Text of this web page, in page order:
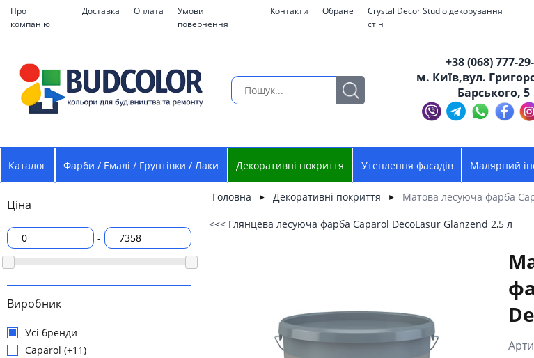
Про
компанію
Доставка Оплата
Умови
повернення
Контакти Обране
Crystal Decor Studio декорування
стін
+38 (068) 777-
м. Київ,вул.
Барського, 5
Каталог Фарби / Емалі / Грунтівки / Лаки Декоративні покриття Утеплення фасадів Малярний
Ціна
-
Виробник
Усі бренди
Caparol (+11)
Головна ► Декоративні покриття ► Матова лесуюча фарба
<<< Глянцева лесуюча фарба Caparol DecoLasur Glänzend 2,5 л